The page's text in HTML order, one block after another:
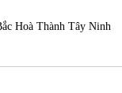
Hoà Thành Tây Ninh